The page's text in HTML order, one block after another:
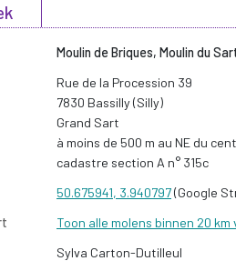
Moulin de Briques, Moulin du
Rue de la Procession 39
7830 Bassilly (Silly)
Grand Sart
à moins de 500 m au NE du
cadastre section A n° 315c
50.675941, 3.940797(Google
Toon alle molens binnen 20
Sylva Carton-Dutilleul